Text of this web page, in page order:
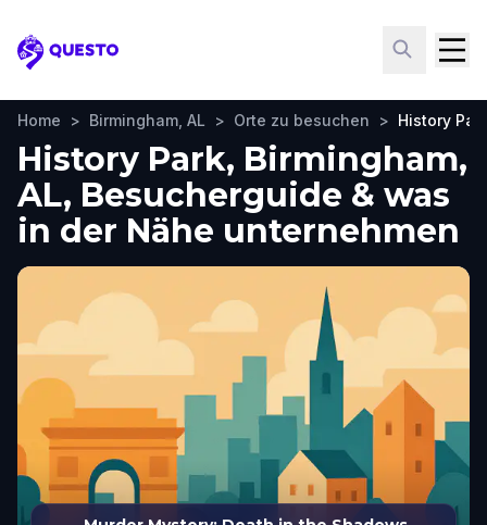
Questo
Home > Birmingham, AL > Orte zu besuchen > History
History Park, Birmingham,
AL, Besucherguide & was
in der Nähe unternehmen